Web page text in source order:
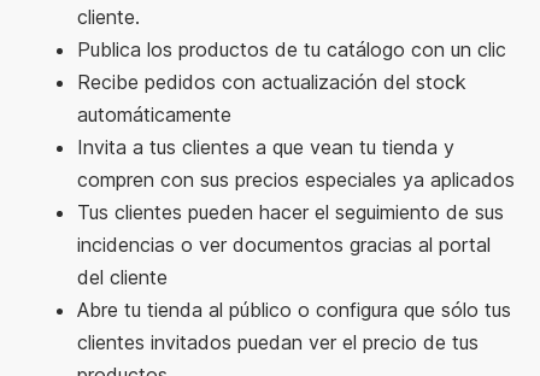
cliente.
Publica los productos de tu catálogo con un clic
Recibe pedidos con actualización del stock
automáticamente
Invita a tus clientes a que vean tu tienda y
compren con sus precios especiales ya aplicados
Tus clientes pueden hacer el seguimiento de sus
incidencias o ver documentos gracias al portal
del cliente
Abre tu tienda al público o configura que sólo tus
clientes invitados puedan ver el precio de tus